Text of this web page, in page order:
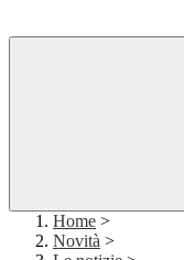
Home >
Novità >